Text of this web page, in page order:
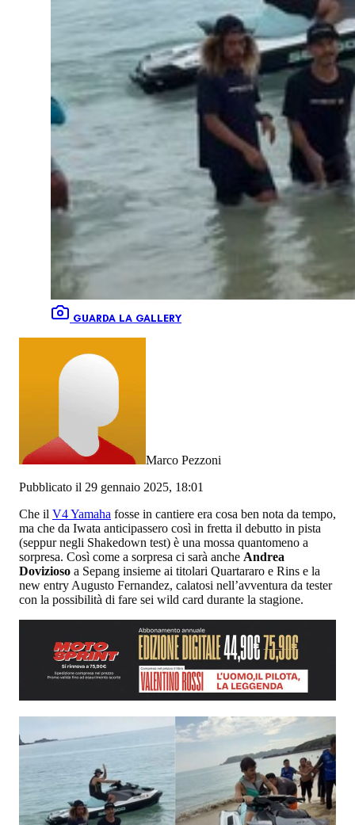
GUARDA LA GALLERY
Marco Pezzoni
Pubblicato il 29 gennaio 2025, 18:01
Che il V4 Yamaha fosse in cantiere era cosa ben nota da tempo,
ma che da Iwata anticipassero così in fretta il debutto in pista
(seppur negli Shakedown test) è una mossa quantomeno a
sorpresa. Così come a sorpresa ci sarà anche Andrea
Dovizioso a Sepang insieme ai titolari Quartararo e Rins e la
new entry Augusto Fernandez, calatosi nell’avventura da tester
con la possibilità di fare sei wild card durante la stagione.